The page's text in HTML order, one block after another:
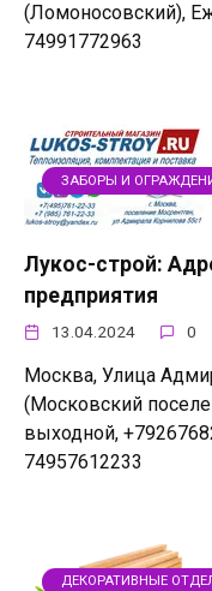
(Ломоносовский),
74991772963
ЗАБОРЫ И
Лукос-строй:
предприятия
13.04.2024 0
Москва, Улица
(Московский
выходной,
74957612233
ДЕКОРАТИВНЫЕ